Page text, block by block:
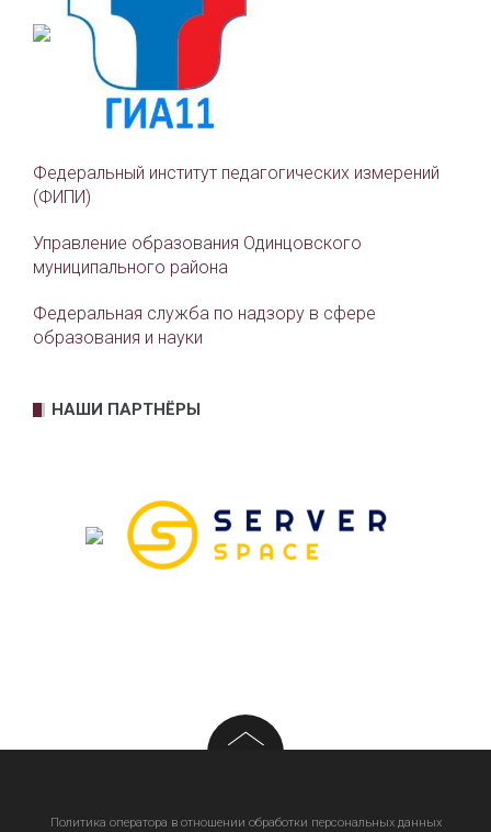
Федеральный институт педагогических измерений
(ФИПИ)
Управление образования Одинцовского
муниципального района
Федеральная служба по надзору в сфере
образования и науки
НАШИ ПАРТНЁРЫ
Политика оператора в отношении обработки персональных данных